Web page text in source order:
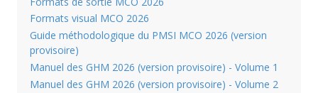
Formats visual MCO 2026
Guide méthodologique du PMSI MCO 2026 (version
provisoire)
Manuel des GHM 2026 (version provisoire) - Volume 1
Manuel des GHM 2026 (version provisoire) - Volume 2